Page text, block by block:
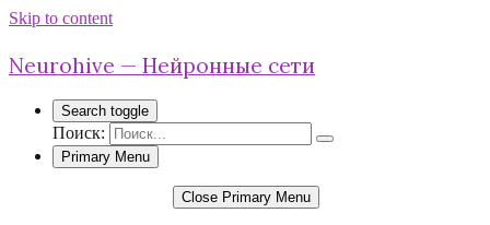
Skip to content
Neurohive — Нейронные сети
Search toggle
Поиск:
Primary Menu
Close Primary Menu